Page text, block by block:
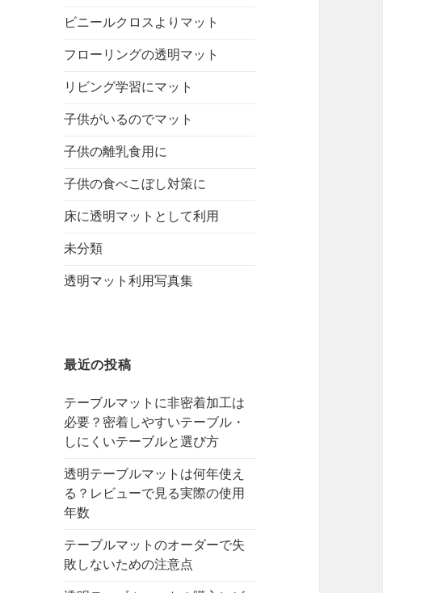
ビニールクロスよりマット
フローリングの透明マット
リビング学習にマット
子供がいるのでマット
子供の離乳食用に
子供の食べこぼし対策に
床に透明マットとして利用
未分類
透明マット利用写真集
最近の投稿
テーブルマットに非密着加工は
必要？密着しやすいテーブル・
しにくいテーブルと選び方
透明テーブルマットは何年使え
る？レビューで見る実際の使用
年数
テーブルマットのオーダーで失
敗しないための注意点